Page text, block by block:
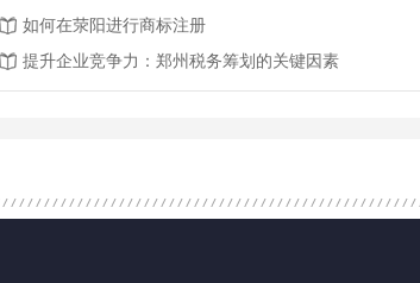
如何在荥阳进行商标注册
提升企业竞争力：郑州税务筹划的关键因素